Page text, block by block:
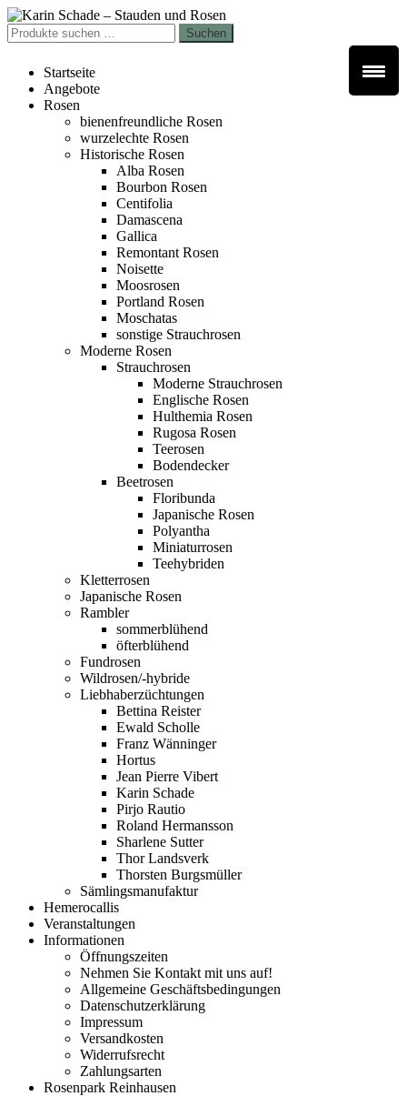
Zur
Navigation
springen
Zum
Inhalt
springen
Suchen
nach:
Suchen
Startseite
Angebote
Rosen
bienenfreundliche Rosen
wurzelechte Rosen
Historische Rosen
Alba Rosen
Bourbon Rosen
Centifolia
Damascena
Gallica
Remontant Rosen
Noisette
Moosrosen
Portland Rosen
Moschatas
sonstige Strauchrosen
Moderne Rosen
Strauchrosen
Moderne Strauchrosen
Englische Rosen
Hulthemia Rosen
Rugosa Rosen
Teerosen
Bodendecker
Beetrosen
Floribunda
Japanische Rosen
Polyantha
Miniaturrosen
Teehybriden
Kletterrosen
Japanische Rosen
Rambler
sommerblühend
öfterblühend
Fundrosen
Wildrosen/-hybride
Liebhaberzüchtungen
Bettina Reister
Ewald Scholle
Franz Wänninger
Hortus
Jean Pierre Vibert
Karin Schade
Pirjo Rautio
Roland Hermansson
Sharlene Sutter
Thor Landsverk
Thorsten Burgsmüller
Sämlingsmanufaktur
Hemerocallis
Veranstaltungen
Informationen
Öffnungszeiten
Nehmen Sie Kontakt mit uns auf!
Allgemeine Geschäftsbedingungen
Datenschutzerklärung
Impressum
Versandkosten
Widerrufsrecht
Zahlungsarten
Rosenpark Reinhausen